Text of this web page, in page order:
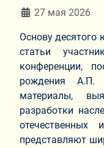
27 мая 2026
Основу десятого
статьи
конференции,
рождения А.П.
материалы,
разработки
отечественных
представляют